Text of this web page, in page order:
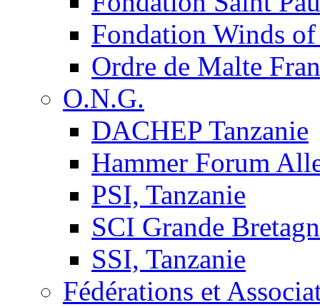
Fondation Winds
Ordre de Malte
O.N.G.
DACHEP Tanzanie
Hammer Forum
PSI, Tanzanie
SCI Grande
SSI, Tanzanie
Fédérations et